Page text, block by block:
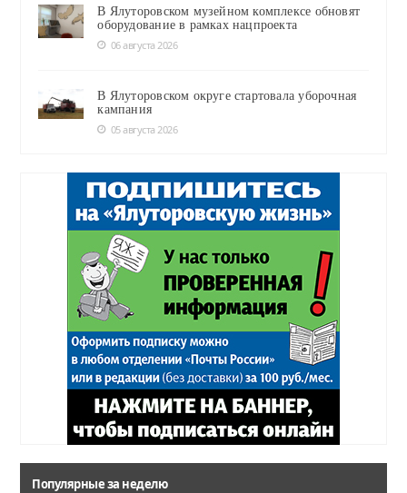
В Ялуторовском музейном комплексе обновят
оборудование в рамках нацпроекта
06 августа 2026
В Ялуторовском округе стартовала уборочная
кампания
05 августа 2026
Популярные за неделю